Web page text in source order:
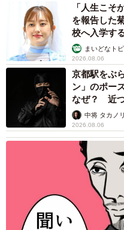
グループ『Snow Man』の
ル・俳優・モデルです。
奈さんと共演した2022年
ると、映画『月の満ち欠
結婚（2023年）』など、
【3位：北村匠海（DISH//
1997年11月3日生まれ、
ンです。ドラマ『星降る
作に出演してきました。
ンド『DISH//』ではボー
はまた違った魅力で多く
「人生こそ
を報告した
校へ入学す
まいどなト
2026.08.06
京都駅をぶ
ン」のポー
なぜ？ 近
未熟」中将 タカノリ
2026.08.06